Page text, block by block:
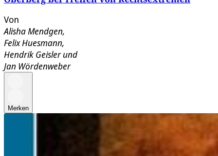
Von
Alisha Mendgen,
Felix Huesmann,
Hendrik Geislerund
Jan Wördenweber
Merken